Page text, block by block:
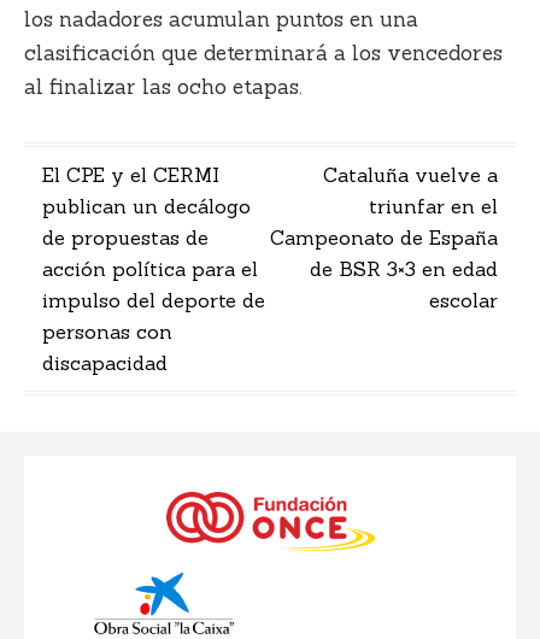
los nadadores acumulan puntos en una
clasificación que determinará a los vencedores
al finalizar las ocho etapas.
Navegación
de
entradas
El CPE y el CERMI
publican un decálogo
de propuestas de
acción política para el
impulso del deporte de
personas con
discapacidad
Cataluña vuelve a
triunfar en el
Campeonato de España
de BSR 3×3 en edad
escolar